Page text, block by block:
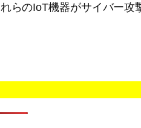
らのIoT機器がサイバー